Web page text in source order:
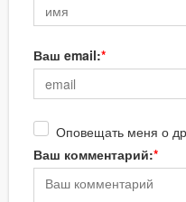
Ваш email:
Оповещать меня о
Ваш комментарий: